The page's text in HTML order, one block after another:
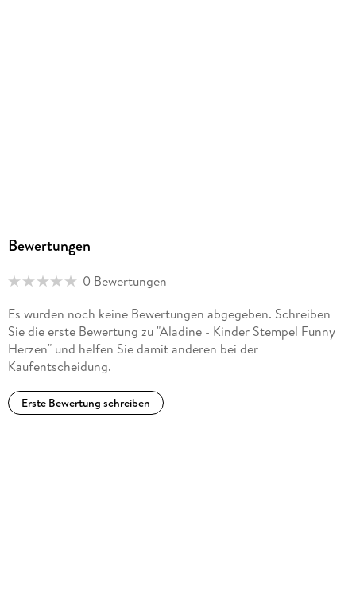
Bewertungen
0 Bewertungen
Es wurden noch keine Bewertungen abgegeben. Schreiben
Sie die erste Bewertung zu "Aladine - Kinder Stempel Funny
Herzen" und helfen Sie damit anderen bei der
Kaufentscheidung.
Erste Bewertung schreiben